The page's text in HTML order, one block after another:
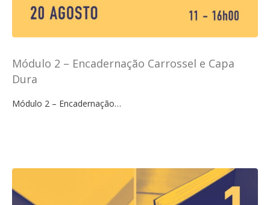
Módulo 2 – Encadernação Carrossel e Capa
Dura
Módulo 2 – Encadernação…